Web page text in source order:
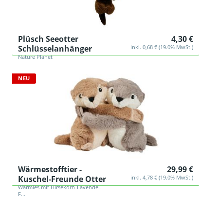
Plüsch Seeotter
Schlüsselanhänger
Nature Planet
4,30 €
inkl. 0,68 € (19.0% MwSt.)
NEU
Wärmestofftier -
Kuschel-Freunde Otter
Warmies mit Hirsekorn-Lavendel-
F...
29,99 €
inkl. 4,78 € (19.0% MwSt.)